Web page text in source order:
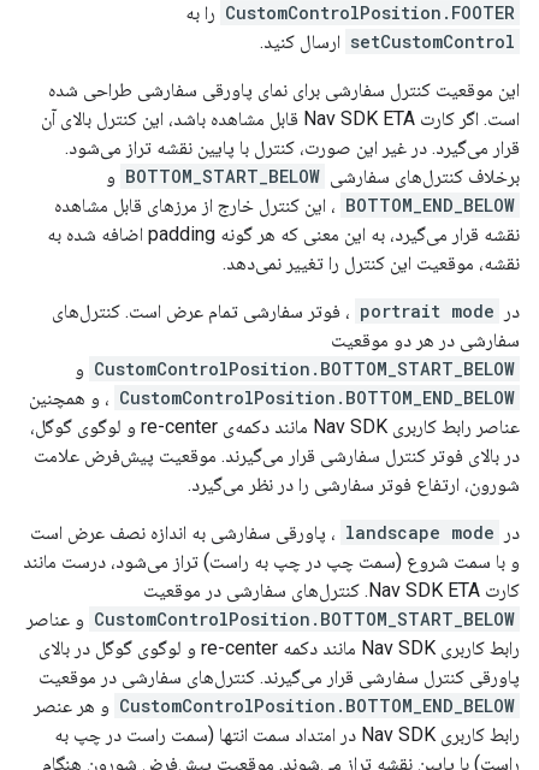
CustomControlPosition.FOOTER را به
setCustomControl ارسال کنید.
این موقعیت کنترل سفارشی برای نمای پاورقی سفارشی طراحی شده
است. اگر کارت Nav SDK ETA قابل مشاهده باشد، این کنترل بالای آن
قرار می‌گیرد. در غیر این صورت، کنترل با پایین نقشه تراز می‌شود.
برخلاف کنترل‌های سفارشی BOTTOM_START_BELOW و
BOTTOM_END_BELOW ، این کنترل خارج از مرزهای قابل مشاهده
نقشه قرار می‌گیرد، به این معنی که هر گونه padding اضافه شده به
نقشه، موقعیت این کنترل را تغییر نمی‌دهد.
در portrait mode ، فوتر سفارشی تمام عرض است. کنترل‌های
سفارشی در هر دو موقعیت
CustomControlPosition.BOTTOM_START_BELOW و
CustomControlPosition.BOTTOM_END_BELOW ، و همچنین
عناصر رابط کاربری Nav SDK مانند دکمه‌ی re-center و لوگوی گوگل،
در بالای فوتر کنترل سفارشی قرار می‌گیرند. موقعیت پیش‌فرض علامت
شورون، ارتفاع فوتر سفارشی را در نظر می‌گیرد.
در landscape mode ، پاورقی سفارشی به اندازه نصف عرض است
و با سمت شروع (سمت چپ در چپ به راست) تراز می‌شود، درست مانند
کارت Nav SDK ETA. کنترل‌های سفارشی در موقعیت
CustomControlPosition.BOTTOM_START_BELOW و عناصر
رابط کاربری Nav SDK مانند دکمه re-center و لوگوی گوگل در بالای
پاورقی کنترل سفارشی قرار می‌گیرند. کنترل‌های سفارشی در موقعیت
CustomControlPosition.BOTTOM_END_BELOW و هر عنصر
رابط کاربری Nav SDK در امتداد سمت انتها (سمت راست در چپ به
راست) با پایین نقشه تراز می‌شوند. موقعیت پیش‌فرض شورون هنگام